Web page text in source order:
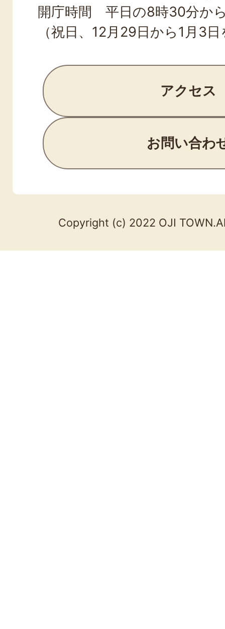
開庁時間 平日の8時30分か
（祝日、12月29日から1月3
アクセス
お問い合わ
Copyright (c) 2022 OJI